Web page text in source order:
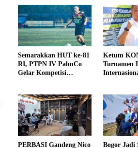
Semarakkan HUT ke-81
RI, PTPN IV PalmCo
Gelar Kompetisi
Ketum
Turnamen
PERBASI Gandeng Nico
Bogor Jadi